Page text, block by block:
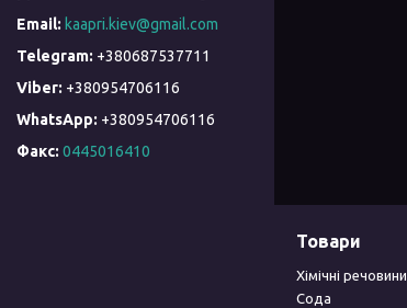
kaapri.kiev@gmail.com
+380687537711
+380954706116
+380954706116
Факс 0445016410
Товари
Хімічні речовини
Сода